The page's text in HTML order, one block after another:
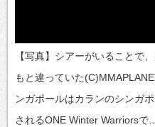
【写真】シアーがいることで
もと違っていた
ンガポールはカランのシンガ
されるONE Winter Warriorsで